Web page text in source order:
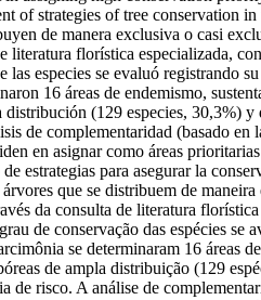
of strategies of tree
de manera exclusiva o casi
florística especializada,
especies se evaluó
16 áreas de endemismo,
(129 especies, 30,3%)
de complementaridad (basado
en asignar como áreas
estrategias para asegurar la
que se distribuem de
da consulta de literatura
de conservação das espécies
se determinaram 16 áreas
de ampla distribuição (129
risco. A análise de